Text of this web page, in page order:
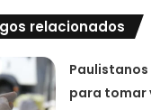
relacionados
para tomar